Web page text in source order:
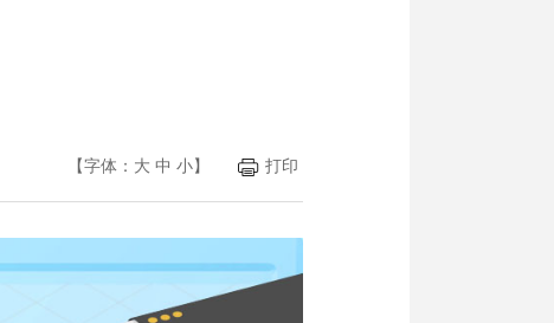
【字体： 大 中 小】 打印